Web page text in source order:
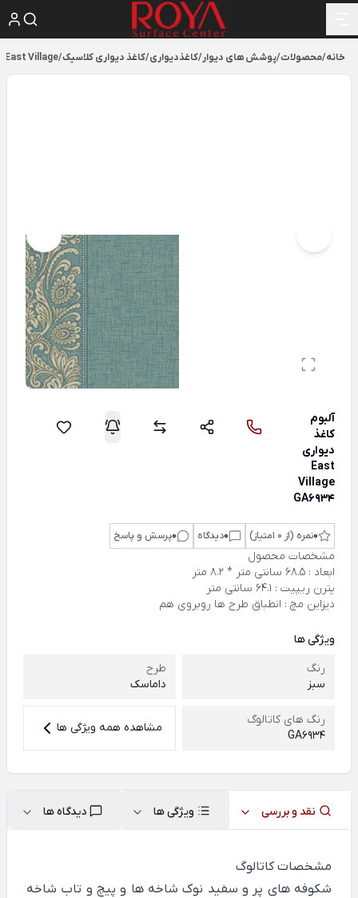
خانه/محصولات/پوشش های دیوار/کاغذدیواری/کاغذ دیواری کلاسیک/
East Village
آلبوم
کاغذ
دیواری
East
Village
GA6934
0نمره (از 0 امتیاز) 0دیدگاه 0پرسش و پاسخ
مشخصات محصول
ابعاد : 68.5 سانتی متر * 8.2 متر
پترن ریپیت : 64.1 سانتی متر
دیزاین مچ : انطباق طرح ها روبروی هم
ویژگی ها
رنگ
سبز
طرح
داماسک
رنگ های کاتالوگ
GA6934
مشاهده همه ویژگی ها
نقد و بررسی ویژگی ها دیدگاه ها
مشخصات کاتالوگ
شکوفه های پر و سفید نوک شاخه ها و پیچ و تاب شاخه